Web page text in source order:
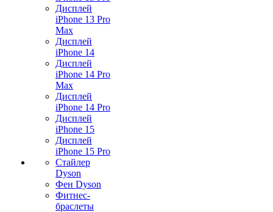
Дисплей
iPhone 13 Pro
Max
Дисплей
iPhone 14
Дисплей
iPhone 14 Pro
Max
Дисплей
iPhone 14 Pro
Дисплей
iPhone 15
Дисплей
iPhone 15 Pro
Стайлер
Dyson
Фен Dyson
Фитнес-
браслеты